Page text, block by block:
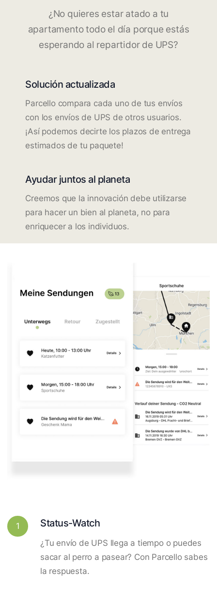
¿No quieres estar atado a tu
apartamento todo el día porque estás
esperando al repartidor de UPS?
Solución actualizada
Parcello compara cada uno de tus envíos
con los envíos de UPS de otros usuarios.
¡Así podemos decirte los plazos de entrega
estimados de tu paquete!
Ayudar juntos al planeta
Creemos que la innovación debe utilizarse
para hacer un bien al planeta, no para
enriquecer a los individuos.
1 Status-Watch
¿Tu envío de UPS llega a tiempo o puedes
sacar al perro a pasear? Con Parcello sabes
la respuesta.